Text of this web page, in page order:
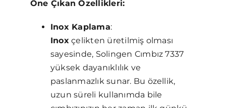
Öne Çıkan Özellikleri:
Inox Kaplama:
Inoxçelikten üretilmiş olması
sayesinde, Solingen Cımbız 7337
yüksek dayanıklılık ve
paslanmazlık sunar. Bu özellik,
uzun süreli kullanımda bile